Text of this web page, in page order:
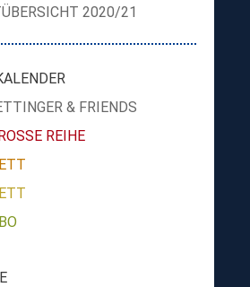
2020/21
& FRIENDS
REIHE